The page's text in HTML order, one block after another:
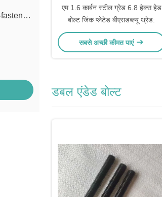
flrs@mechanical-fasteners.com
एम 1.6 कार्बन स्टील ग्रेड 6.8 हेक्स हेड
बोल्ट जिंक प्लेटेड बीएसडब्ल्यू थ्रेड:
सबसे अच्छी कीमत पाएं
डबल एंडेड बोल्ट